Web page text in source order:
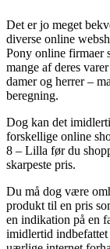
Det er jo meget
diverse online
Pony online firmaer
mange af deres
damer og herrer –
beregning.
Dog kan det
forskellige online
8 – Lilla før du
skarpeste pris.
Du må dog være
produkt til en pris
en indikation på en
imidlertid